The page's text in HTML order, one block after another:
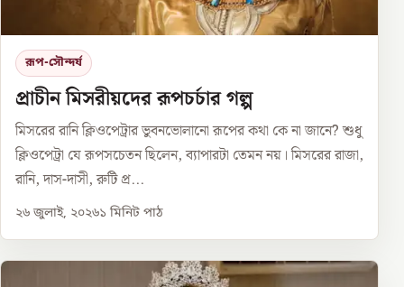
রূপ-সৌন্দর্য
প্রাচীন মিসরীয়দের রূপচর্চার গল্প
মিসরের রানি ক্লিওপেট্রার ভুবনভোলানো রূপের কথা কে না জানে? শুধু
ক্লিওপেট্রা যে রূপসচেতন ছিলেন, ব্যাপারটা তেমন নয়। মিসরের রাজা,
রানি, দাস-দাসী, রুটি প্র...
২৬ জুলাই, ২০২৬১ মিনিট পাঠ